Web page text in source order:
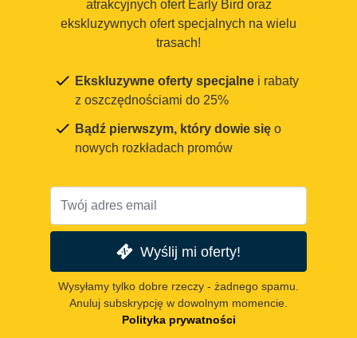
atrakcyjnych ofert Early Bird oraz
ekskluzywnych ofert specjalnych na wielu
trasach!
Ekskluzywne oferty specjalne i rabaty
z oszczędnościami do 25%
Bądź pierwszym, który dowie się o
nowych rozkładach promów
Wyślij mi oferty!
Wysyłamy tylko dobre rzeczy - żadnego spamu.
Anuluj subskrypcję w dowolnym momencie.
Polityka prywatności